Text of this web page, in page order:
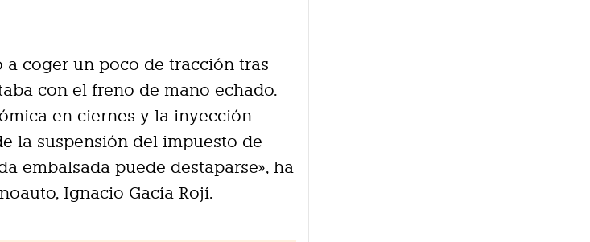
a coger un poco de tracción tras
con el freno de mano echado.
en ciernes y la inyección
la suspensión del impuesto de
embalsada puede destaparse», ha
Ignacio Gacía Rojí.